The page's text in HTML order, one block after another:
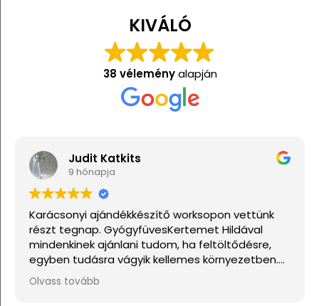
KIVÁLÓ
38 véleményalapján
Judit Katkits
9 hónapja
Karácsonyi ajándékkészítő worksopon vettünk
részt tegnap. GyógyfüvesKertemet Hildával
mindenkinek ajánlani tudom, ha feltöltődésre,
egyben tudásra vágyik kellemes környezetben.
Ha lehetne sokkal több csillagot adni, akkor azt
mind adnám.
Olvass tovább